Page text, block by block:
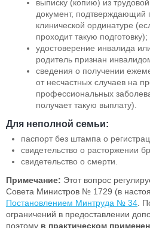
выписку (копию) из
документ, подтверждающий
клинической ординатуре
проходит такую подготовку);
удостоверение инвалида
родитель признан
сведения о получении
от несчастных случаев на
профессиональных
получает такую выплату).
Для неполной семьи:
паспорт без штампа о
свидетельство о расторжении
свидетельство о смерти.
Примечание: Этот вопрос
Совета Министров № 1729 (в
Постановлением Минтруда № 34 .
ограничений в предоставлении
поэтому в практическом